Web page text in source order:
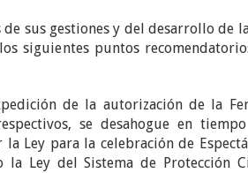
de sus gestiones y del desarrollo de
siguientes puntos
de la autorización de la
se desahogue en
Ley para la celebración de
la Ley del Sistema de Protección